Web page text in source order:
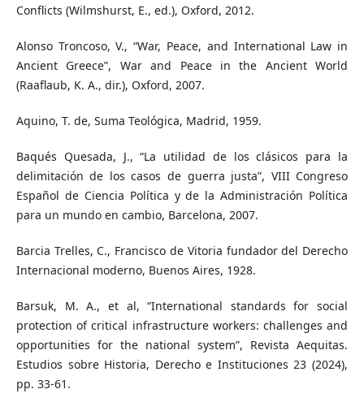
Conflicts (Wilmshurst, E., ed.), Oxford, 2012.
Alonso Troncoso, V., “War, Peace, and International Law in
Ancient Greece”, War and Peace in the Ancient World
(Raaflaub, K. A., dir.), Oxford, 2007.
Aquino, T. de, Suma Teológica, Madrid, 1959.
Baqués Quesada, J., “La utilidad de los clásicos para la
delimitación de los casos de guerra justa”, VIII Congreso
Español de Ciencia Política y de la Administración Política
para un mundo en cambio, Barcelona, 2007.
Barcia Trelles, C., Francisco de Vitoria fundador del Derecho
Internacional moderno, Buenos Aires, 1928.
Barsuk, M. A., et al, “International standards for social
protection of critical infrastructure workers: challenges and
opportunities for the national system”, Revista Aequitas.
Estudios sobre Historia, Derecho e Instituciones 23 (2024),
pp. 33-61.